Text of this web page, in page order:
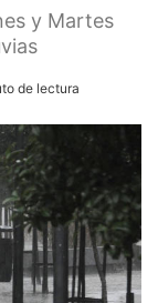
y Martes
de lectura